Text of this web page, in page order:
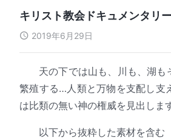
キリスト教会ドキュメンタリ
2019年6月29日
天の下では山も、川も、湖も
繁殖する…人類と万物を支配し支
は比類の無い神の権威を見出しま
以下から抜粋した素材を含む